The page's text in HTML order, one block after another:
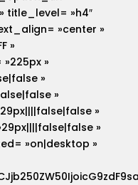
title_level= »h4″
»center »
»
»
»
»
»
»
»on|desktop »